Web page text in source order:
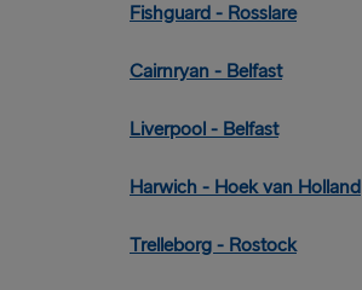
Fishguard - Rosslare
Cairnryan - Belfast
Liverpool - Belfast
Harwich - Hoek van Holland
Trelleborg - Rostock